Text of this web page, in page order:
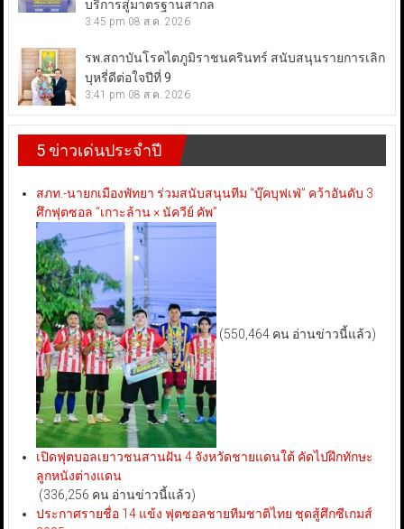
บริการสู่มาตรฐานสากล
3:45 pm 08 ส.ค. 2026
รพ.สถาบันโรคไตภูมิราชนครินทร์ สนับสนุนรายการเลิก
บุหรี่ดีต่อใจปีที่ 9
3:41 pm 08 ส.ค. 2026
5 ข่าวเด่นประจำปี
สภท.-นายกเมืองพัทยา ร่วมสนับสนุนทีม “บุ๊คบุฟเฟ่” คว้าอันดับ 3
ศึกฟุตซอล “เกาะล้าน × นัควีย์ คัพ”
(550,464 คน อ่านข่าวนี้แล้ว)
เปิดฟุตบอลเยาวชนสานฝัน 4 จังหวัดชายแดนใต้ คัดไปฝึกทักษะ
ลูกหนังต่างแดน
(336,256 คน อ่านข่าวนี้แล้ว)
ประกาศรายชื่อ 14 แข้ง ฟุตซอลชายทีมชาติไทย ชุดสู้ศึกซีเกมส์